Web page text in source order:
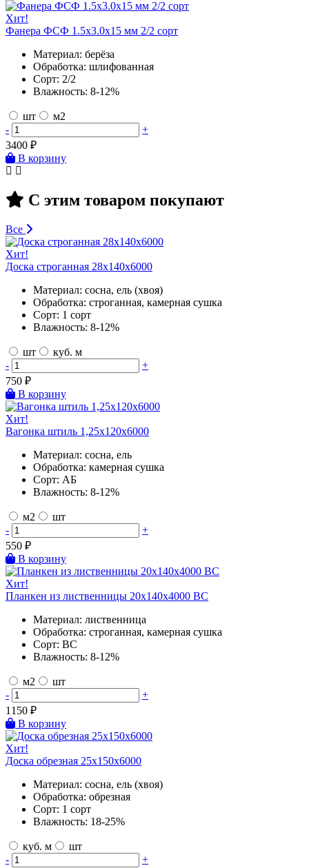
Хит!
Фанера ФСФ 1.5х3.0х15 мм 2/2 сорт
Материал: берёза
Обработка: шлифованная
Сорт: 2/2
Влажность: 8-12%
шт
м2
-
+
3400 ₽
В корзину
С этим товаром покупают
Все
Хит!
Доска строганная 28х140х6000
Материал: сосна, ель (хвоя)
Обработка: строганная, камерная сушка
Сорт: 1 сорт
Влажность: 8-12%
шт
куб. м
-
+
750 ₽
В корзину
Хит!
Вагонка штиль 1,25х120х6000
Материал: сосна, ель
Обработка: камерная сушка
Сорт: АБ
Влажность: 8-12%
м2
шт
-
+
550 ₽
В корзину
Хит!
Планкен из лиственницы 20х140х4000 BC
Материал: лиственница
Обработка: строганная, камерная сушка
Сорт: BC
Влажность: 8-12%
м2
шт
-
+
1150 ₽
В корзину
Хит!
Доска обрезная 25х150х6000
Материал: сосна, ель (хвоя)
Обработка: обрезная
Сорт: 1 сорт
Влажность: 18-25%
куб. м
шт
-
+